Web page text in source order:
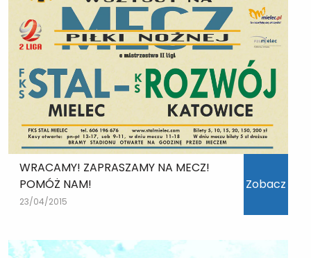
WRACAMY! ZAPRASZAMY NA MECZ!
POMÓŻ NAM!
23/04/2015
Zobacz